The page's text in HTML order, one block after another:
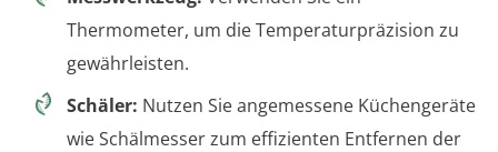
Thermometer, um die Temperaturpräzision zu
gewährleisten.
Schäler: Nutzen Sie angemessene Küchengeräte
wie Schälmesser zum effizienten Entfernen der